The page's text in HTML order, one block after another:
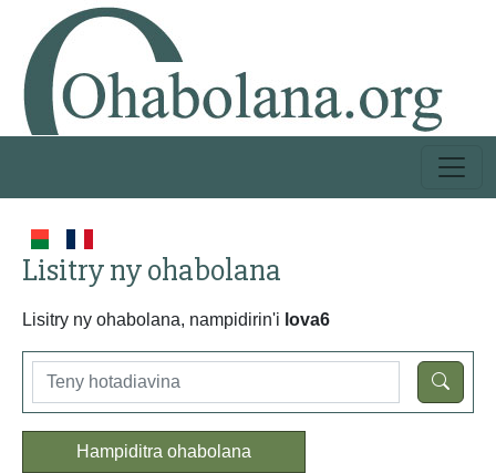
Lisitry ny ohabolana
Lisitry ny ohabolana, nampidirin'i lova6
Hampiditra ohabolana